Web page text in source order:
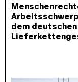
dem deutschen